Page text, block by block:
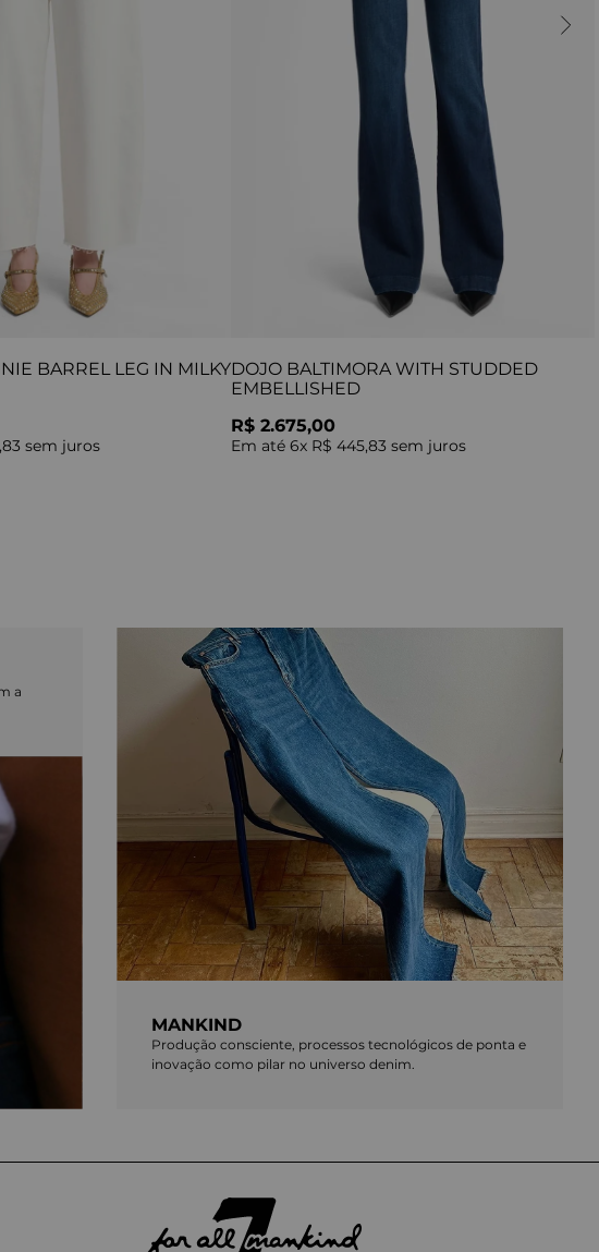
BARREL LEG IN MILKY
sem juros
DOJO BALTIMORA WITH STUDDED
EMBELLISHED
R$ 2.675,00
Em até 6x R$ 445,83 sem juros
a
MANKIND
Produção consciente, processos tecnológicos de ponta e
inovação como pilar no universo denim.